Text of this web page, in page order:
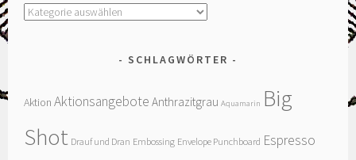
Kategorien
SCHLAGWÖRTER
Aktion Aktionsangebote Anthrazitgrau Aquamarin Big
Shot Drauf und Dran Embossing Envelope Punchboard Espresso